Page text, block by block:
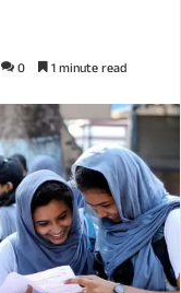
0 1 minute read